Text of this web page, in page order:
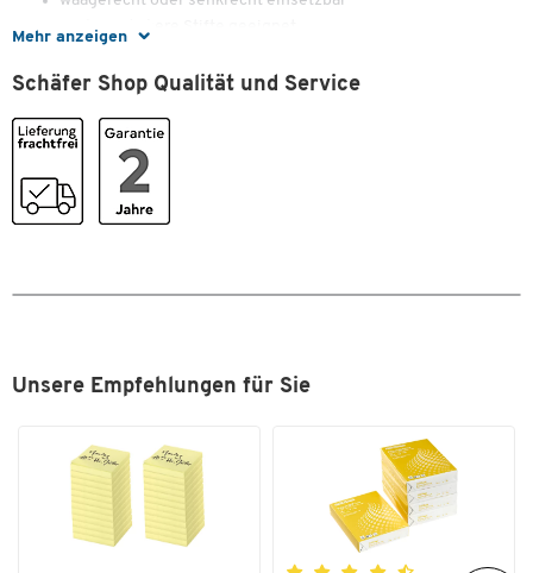
Mehr anzeigen
auch für dickere Stifte geeignet
Schäfer Shop Qualität und Service
Unsere Empfehlungen für Sie
Zum Zoomen doppeltippen